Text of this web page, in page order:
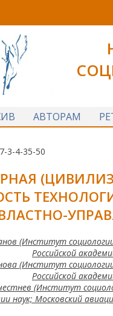
АВТОРАМ
3-4-35-50
(Институт
Российской
(Институт
Российской
(Институт
наук; Московский